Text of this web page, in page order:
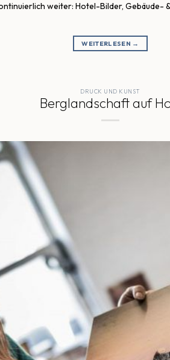
weiter: Hotel-Bilder,
WEITERLESEN →
DRUCK UND KUNST
Berglandschaft auf